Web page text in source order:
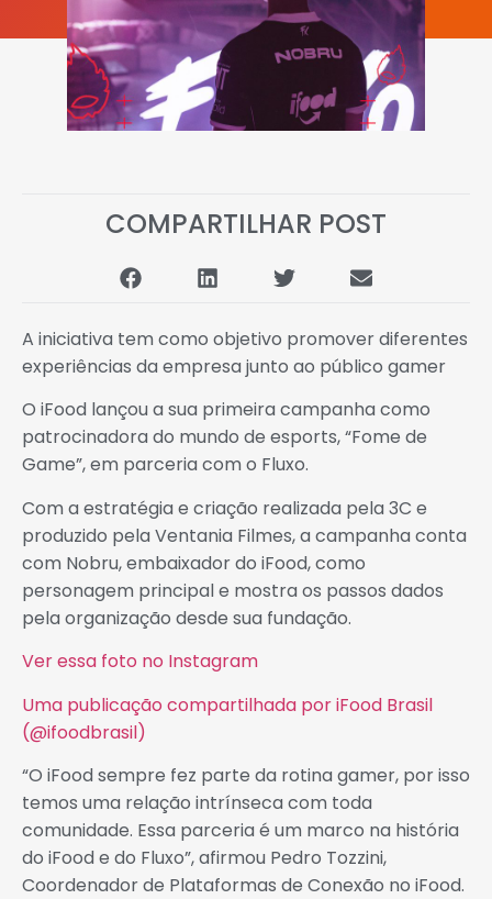
COMPARTILHAR POST
A iniciativa tem como objetivo promover diferentes
experiências da empresa junto ao público gamer
O iFood lançou a sua primeira campanha como
patrocinadora do mundo de esports, “Fome de
Game”, em parceria com o Fluxo.
Com a estratégia e criação realizada pela 3C e
produzido pela Ventania Filmes, a campanha conta
com Nobru, embaixador do iFood, como
personagem principal e mostra os passos dados
pela organização desde sua fundação.
Ver essa foto no Instagram
Uma publicação compartilhada por iFood Brasil
(@ifoodbrasil)
“O iFood sempre fez parte da rotina gamer, por isso
temos uma relação intrínseca com toda
comunidade. Essa parceria é um marco na história
do iFood e do Fluxo”, afirmou Pedro Tozzini,
Coordenador de Plataformas de Conexão no iFood.